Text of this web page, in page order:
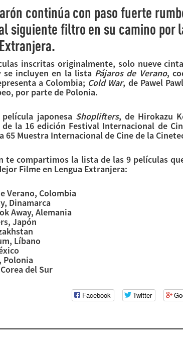
continúa con paso fuerte
siguiente filtro en su camino por
inscritas originalmente, solo nueve
se incluyen en la lista Pájaros de Verano,
a Colombia; Cold War, de Pawel
por parte de Polonia.
japonesa Shoplifters, de Hirokazu
la 16 edición Festival Internacional de
65 Muestra Internacional de Cine de la
te compartimos la lista de las 9 películas
Filme en Lengua Extranjera:
Verano, Colombia
Dinamarca
Away, Alemania
Japón
Líbano
Polonia
del Sur
Facebook Twitter